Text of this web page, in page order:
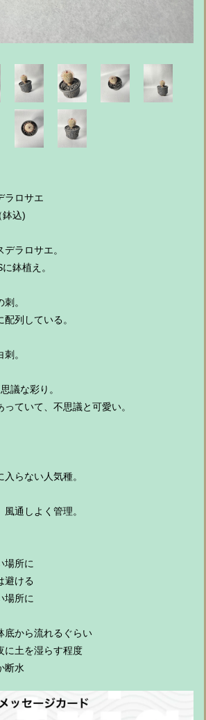
ラロサエ
鉢込)
ラロサエ。
鉢植え。
。
列している。
。
議な彩り。
ていて、不思議と可愛い。
らない人気種。
通しよく管理。
場所に
ける
所に
から流れるぐらい
土を湿らす程度
水